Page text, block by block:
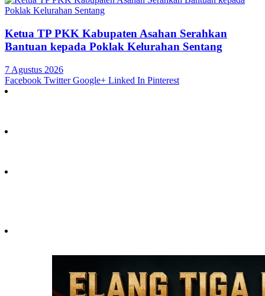
Ketua TP PKK Kabupaten Asahan Serahkan
Bantuan kepada Poklak Kelurahan Sentang
7 Agustus 2026
Facebook Twitter Google+ Linked In Pinterest